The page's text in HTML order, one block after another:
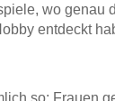
wo
entdeckt
so: Frauen